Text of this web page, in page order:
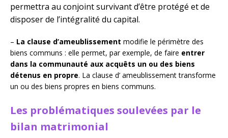
permettra au conjoint survivant d’être protégé et de
disposer de l’intégralité du capital.
– La clause d’ameublissement modifie le périmètre des
biens communs : elle permet, par exemple, de faire entrer
dans la communauté aux acquêts un ou des biens
détenus en propre. La clause d’ ameublissement transforme
un ou des biens propres en biens communs.
Les problématiques soulevées par le
bilan matrimonial